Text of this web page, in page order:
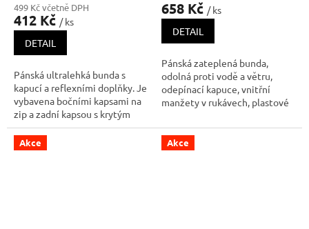
499 Kč včetně DPH
412 Kč / ks
DETAIL
Pánská ultralehká bunda s
kapucí a reflexními doplňky. Je
vybavena bočními kapsami na
zip a zadní kapsou s krytým
zipem, do které je možné
bundu snadno složit. Pas a
rukávy jsou ukončeny pružnou
je
4,5
hvězdiček.
658 Kč / ks
DETAIL
Pánská zateplená bunda,
odolná proti vodě a větru,
odepínací kapuce, vnitřní
manžety v rukávech, plastové
stahování v dolním okraji,
lepené švy, TPU membrána,
reflexní doplňky. Náprsní kapsy
Akce Akce